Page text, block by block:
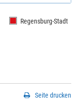
Regensburg-Stadt
Seite drucken